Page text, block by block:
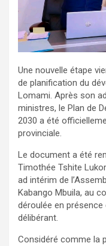
Une nouvelle étape
de planification du
Lomami. Après son
ministres, le Plan de
2030 a été
provinciale.
Le document a été
Timothée Tshite
ad intérim de
Kabango Mbuila, au
déroulée en présence
délibérant.
Considéré comme la